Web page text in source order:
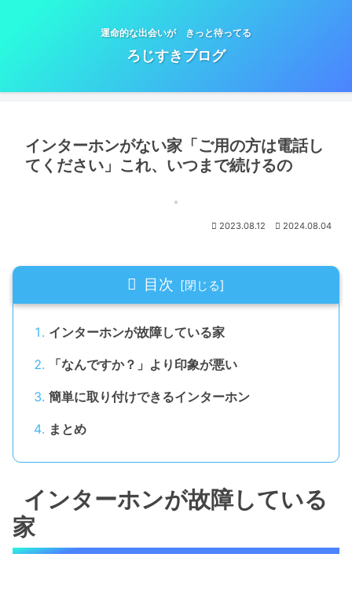
運命的な出会いが きっと待ってる
ろじすきブログ
インターホンがない家「ご用の方は電話し
てください」これ、いつまで続けるの
2023.08.12 2024.08.04
目次
インターホンが故障している家
「なんですか？」より印象が悪い
簡単に取り付けできるインターホン
まとめ
インターホンが故障している
家